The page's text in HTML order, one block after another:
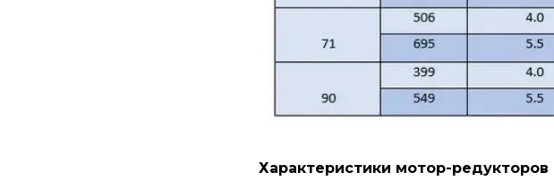
Характеристики мотор-редукторов